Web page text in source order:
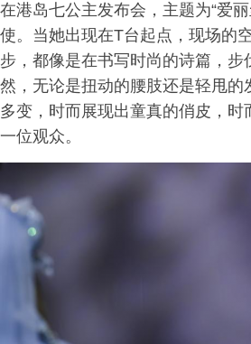
在港岛七公主发布会，主题为“爱
使。当她出现在T台起点，现场的
步，都像是在书写时尚的诗篇，
然，无论是扭动的腰肢还是轻甩
多变，时而展现出童真的俏皮，
一位观众。